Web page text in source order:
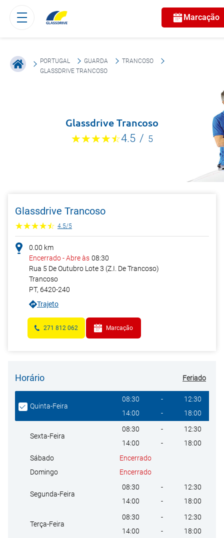
Marcação
PORTUGAL GUARDA
TRANCOSO
GLASSDRIVE TRANCOSO
Glassdrive Trancoso
4.5 / 5
Glassdrive Trancoso
4.5/5
0.00 km
Encerrado-Abre às 08:30
Rua 5 De Outubro Lote 3 (Z.I. De Trancoso)
Trancoso
PT, 6420-240
Trajeto
271 812 062 Marcação
Horário Feriado
Quinta-Feira
08:30 -
12:30
14:00
- 18:00
Sexta-Feira
08:30 -
12:30
14:00
-
18:00
Sábado
Encerrado
Domingo
Encerrado
Segunda-Feira
08:30 -
12:30
14:00
- 18:00
Terça-Feira
08:30 -
12:30
14:00
- 18:00